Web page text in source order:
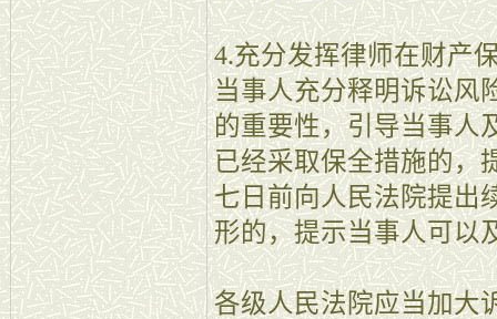
4.充分发挥律师在财产
当事人充分释明诉讼风
的重要性，引导当事人
已经采取保全措施的，
七日前向人民法院提出
形的，提示当事人可以
各级人民法院应当加大